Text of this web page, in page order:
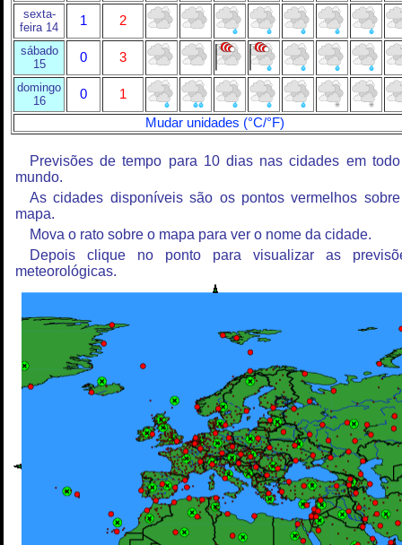
sexta-
feira 14
1 2
sábado
15
0 3
domingo
16
0
1
Mudar unidades (°C/°F)
Previsões de tempo para 10 dias nas cidades em
mundo.
As cidades disponíveis são os pontos vermelhos
mapa.
Mova o rato sobre o mapa para ver o nome da cidade.
Depois clique no ponto para visualizar as
meteorológicas.